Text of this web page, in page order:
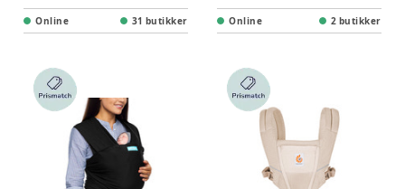
Online 31 butikker Online 2 butikker